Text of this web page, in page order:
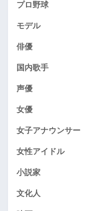
プロ野球
モデル
俳優
国内歌手
声優
女優
女子アナウンサー
女性アイドル
小説家
文化人